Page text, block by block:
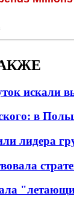
искали
в
лидера